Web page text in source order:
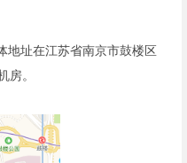
地址在江苏省南京市鼓楼区
房。